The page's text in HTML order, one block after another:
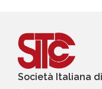
Società Italiana